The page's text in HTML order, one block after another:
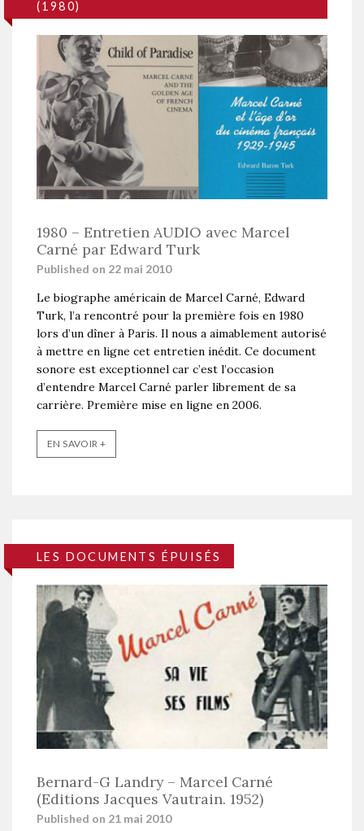
(1980)
1980 – Entretien AUDIO avec Marcel
Carné par Edward Turk
Published on 22 mai 2010
Le biographe américain de Marcel Carné, Edward
Turk, l’a rencontré pour la première fois en 1980
lors d’un dîner à Paris. Il nous a aimablement autorisé
à mettre en ligne cet entretien inédit. Ce document
sonore est exceptionnel car c’est l’occasion
d’entendre Marcel Carné parler librement de sa
carrière. Première mise en ligne en 2006.
EN SAVOIR +
LES DOCUMENTS ÉPUISÉS
Bernard-G Landry – Marcel Carné
(Editions Jacques Vautrain. 1952)
Published on 21 mai 2010